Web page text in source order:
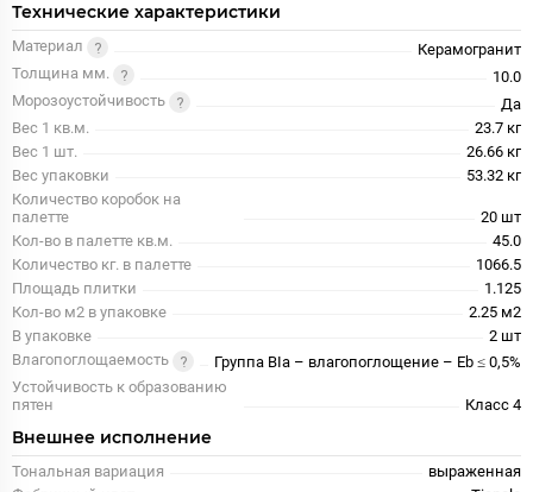
Технические характеристики
Материал
Керамогранит
Толщина мм.
10.0
Морозоустойчивость
Да
Вес 1 кв.м.
23.7 кг
Вес 1 шт.
26.66 кг
Вес упаковки
53.32 кг
Количество коробок на
палетте
20 шт
Кол-во в палетте кв.м.
45.0
Количество кг. в палетте
1066.5
Площадь плитки
1.125
Кол-во м2 в упаковке
2.25 м2
В упаковке
2 шт
Влагопоглощаемость
Группа BIa – влагопоглощение – Eb ≤ 0,5%
Устойчивость к образованию
пятен
Класс 4
Внешнее исполнение
Тональная вариация
выраженная